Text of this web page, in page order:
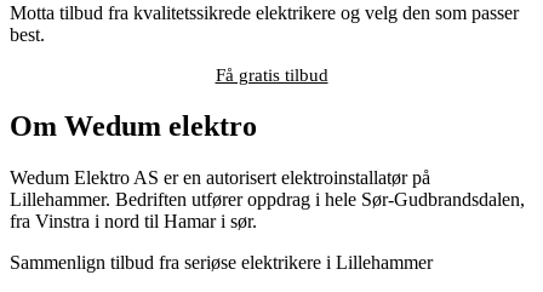
Motta tilbud fra kvalitetssikrede elektrikere og velg den som passer
best.
Få gratis tilbud
Om Wedum elektro
Wedum Elektro AS er en autorisert elektroinstallatør på
Lillehammer. Bedriften utfører oppdrag i hele Sør-Gudbrandsdalen,
fra Vinstra i nord til Hamar i sør.
Sammenlign tilbud fra seriøse elektrikere i Lillehammer